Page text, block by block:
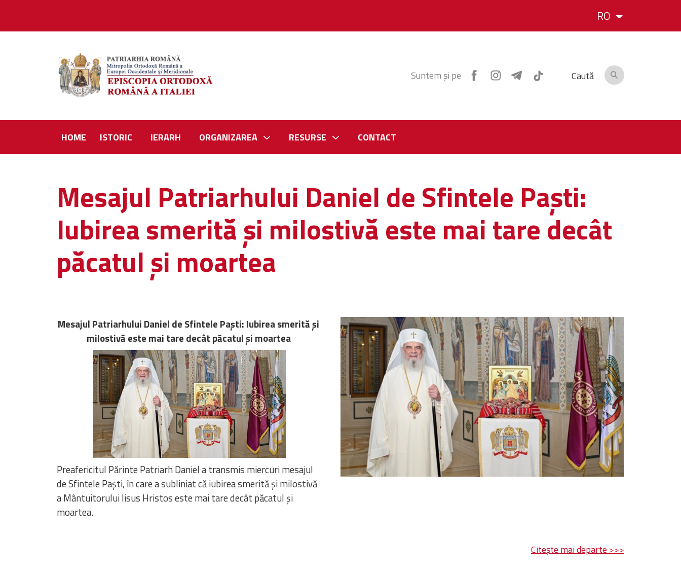
RO
Suntem și pe Caută
HOME ISTORIC IERARH ORGANIZAREA RESURSE CONTACT
Mesajul Patriarhului Daniel de Sfintele Paști:
Iubirea smerită şi milostivă este mai tare decât
păcatul şi moartea
Mesajul Patriarhului Daniel de Sfintele Paști: Iubirea smerită şi
milostivă este mai tare decât păcatul şi moartea
Preafericitul Părinte Patriarh Daniel a transmis miercuri mesajul
de Sfintele Paști, în care a subliniat că iubirea smerită și milostivă
a Mântuitorului Iisus Hristos este mai tare decât păcatul și
moartea.
Citește mai departe >>>